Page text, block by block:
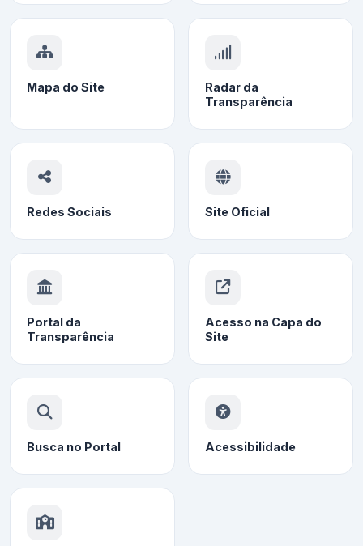
Mapa do Site
Radar da
Transparência
Redes Sociais Site Oficial
Portal da
Transparência
Acesso na Capa do
Site
Busca no Portal Acessibilidade